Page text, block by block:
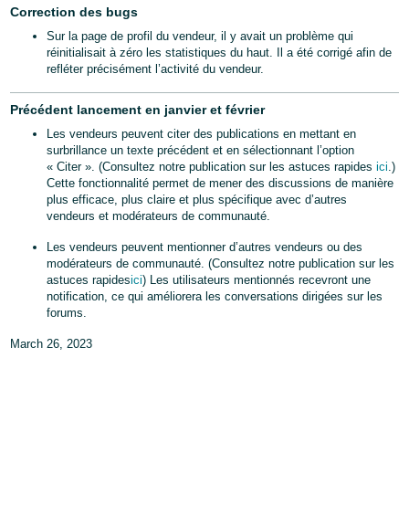
Correction des bugs
Sur la page de profil du vendeur, il y avait un problème qui
réinitialisait à zéro les statistiques du haut. Il a été corrigé afin de
refléter précisément l’activité du vendeur.
Précédent lancement en janvier et février
Les vendeurs peuvent citer des publications en mettant en
surbrillance un texte précédent et en sélectionnant l’option
« Citer ». (Consultez notre publication sur les astuces rapidesici.)
Cette fonctionnalité permet de mener des discussions de manière
plus efficace, plus claire et plus spécifique avec d’autres
vendeurs et modérateurs de communauté.
Les vendeurs peuvent mentionner d’autres vendeurs ou des
modérateurs de communauté. (Consultez notre publication sur les
astuces rapidesici) Les utilisateurs mentionnés recevront une
notification, ce qui améliorera les conversations dirigées sur les
forums.
March 26, 2023